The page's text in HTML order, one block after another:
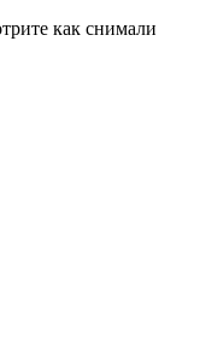
как снимали